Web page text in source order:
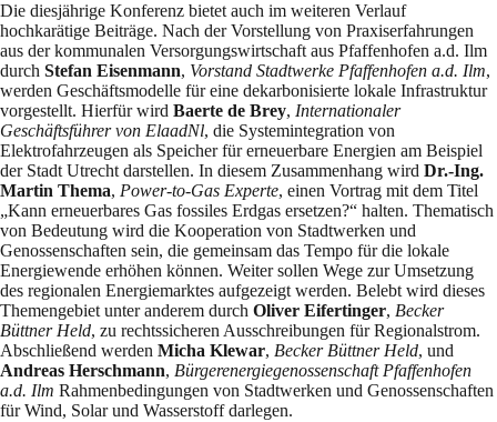
Die diesjährige Konferenz bietet auch im weiteren Verlauf
hochkarätige Beiträge. Nach der Vorstellung von Praxiserfahrungen
aus der kommunalen Versorgungswirtschaft aus Pfaffenhofen a.d. Ilm
durch Stefan Eisenmann, Vorstand Stadtwerke Pfaffenhofen a.d. Ilm,
werden Geschäftsmodelle für eine dekarbonisierte lokale Infrastruktur
vorgestellt. Hierfür wird Baerte de Brey, Internationaler
Geschäftsführer von ElaadNl, die Systemintegration von
Elektrofahrzeugen als Speicher für erneuerbare Energien am Beispiel
der Stadt Utrecht darstellen. In diesem Zusammenhang wird Dr.-Ing.
Martin Thema, Power-to-Gas Experte, einen Vortrag mit dem Titel
„Kann erneuerbares Gas fossiles Erdgas ersetzen?“ halten. Thematisch
von Bedeutung wird die Kooperation von Stadtwerken und
Genossenschaften sein, die gemeinsam das Tempo für die lokale
Energiewende erhöhen können. Weiter sollen Wege zur Umsetzung
des regionalen Energiemarktes aufgezeigt werden. Belebt wird dieses
Themengebiet unter anderem durch Oliver Eifertinger, Becker
Büttner Held, zu rechtssicheren Ausschreibungen für Regionalstrom.
Abschließend werden Micha Klewar, Becker Büttner Held, und
Andreas Herschmann, Bürgerenergiegenossenschaft Pfaffenhofen
a.d. Ilm Rahmenbedingungen von Stadtwerken und Genossenschaften
für Wind, Solar und Wasserstoff darlegen.